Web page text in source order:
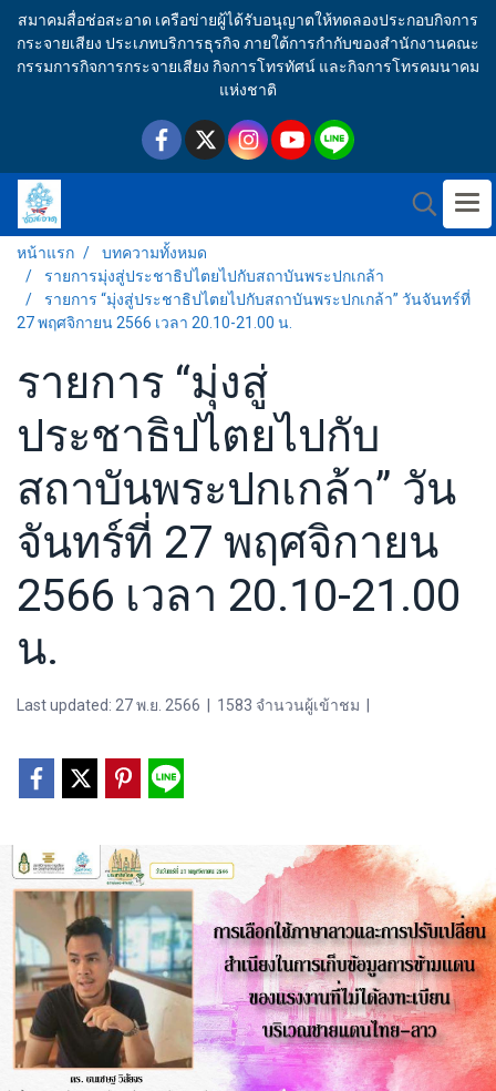
สมาคมสื่อช่อสะอาด เครือข่ายผู้ได้รับอนุญาตให้ทดลองประกอบกิจการ
กระจายเสียง ประเภทบริการธุรกิจ ภายใต้การกำกับของสำนักงานคณะ
กรรมการกิจการกระจายเสียง กิจการโทรทัศน์ และกิจการโทรคมนาคม
แห่งชาติ
หน้าแรก
บทความทั้งหมด
รายการมุ่งสู่ประชาธิปไตยไปกับสถาบันพระปกเกล้า
รายการ “มุ่งสู่ประชาธิปไตยไปกับสถาบันพระปกเกล้า” วันจันทร์ที่
27 พฤศจิกายน 2566 เวลา 20.10-21.00 น.
รายการ “มุ่งสู่
ประชาธิปไตยไปกับ
สถาบันพระปกเกล้า” วัน
จันทร์ที่ 27 พฤศจิกายน
2566 เวลา 20.10-21.00
น.
Last updated: 27 พ.ย. 2566 1583 จำนวนผู้เข้าชม